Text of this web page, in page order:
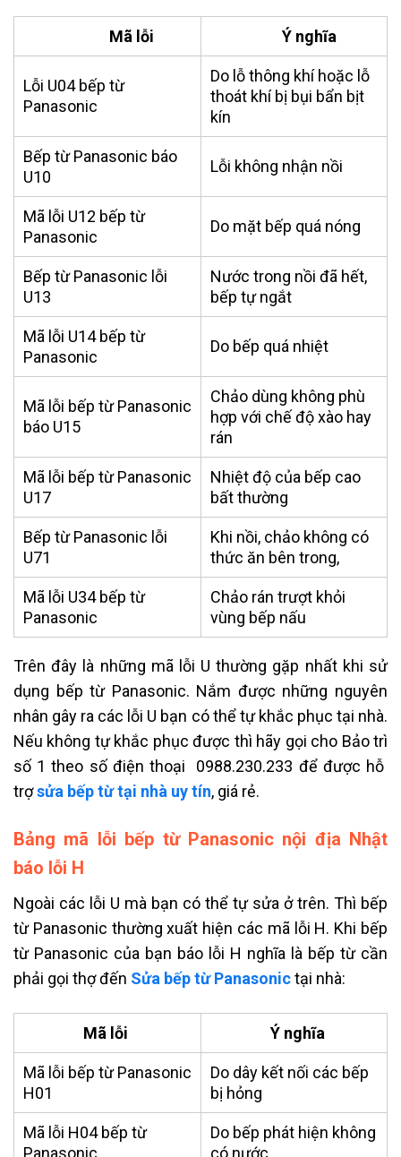
Mã lỗi Ý nghĩa
Lỗi U04 bếp từ
Panasonic
Do lỗ thông khí hoặc lỗ
thoát khí bị bụi bẩn bịt
kín
Bếp từ Panasonic báo
U10
Lỗi không nhận nồi
Mã lỗi U12 bếp từ
Panasonic
Do mặt bếp quá nóng
Bếp từ Panasonic lỗi
U13
Nước trong nồi đã hết,
bếp tự ngắt
Mã lỗi U14 bếp từ
Panasonic
Do bếp quá nhiệt
Mã lỗi bếp từ Panasonic
báo U15
Chảo dùng không phù
hợp với chế độ xào hay
rán
Mã lỗi bếp từ Panasonic
U17
Nhiệt độ của bếp cao
bất thường
Bếp từ Panasonic lỗi
U71
Khi nồi, chảo không có
thức ăn bên trong,
Mã lỗi U34 bếp từ
Panasonic
Chảo rán trượt khỏi
vùng bếp nấu
Trên đây là những mã lỗi U thường gặp nhất khi sử
dụng bếp từ Panasonic. Nắm được những nguyên
nhân gây ra các lỗi U bạn có thể tự khắc phục tại nhà.
Nếu không tự khắc phục được thì hãy gọi cho Bảo trì
số 1 theo số điện thoại 0988.230.233 để được hỗ
trợsửa bếp từ tại nhà uy tín, giá rẻ.
Bảng mã lỗi bếp từ Panasonic nội địa Nhật
báo lỗi H
Ngoài các lỗi U mà bạn có thể tự sửa ở trên. Thì bếp
từ Panasonic thường xuất hiện các mã lỗi H. Khi bếp
từ Panasonic của bạn báo lỗi H nghĩa là bếp từ cần
phải gọi thợ đến Sửa bếp từ Panasonictại nhà:
Mã lỗi Ý nghĩa
Mã lỗi bếp từ Panasonic
H01
Do dây kết nối các bếp
bị hỏng
Mã lỗi H04 bếp từ
Panasonic
Do bếp phát hiện không
có nước